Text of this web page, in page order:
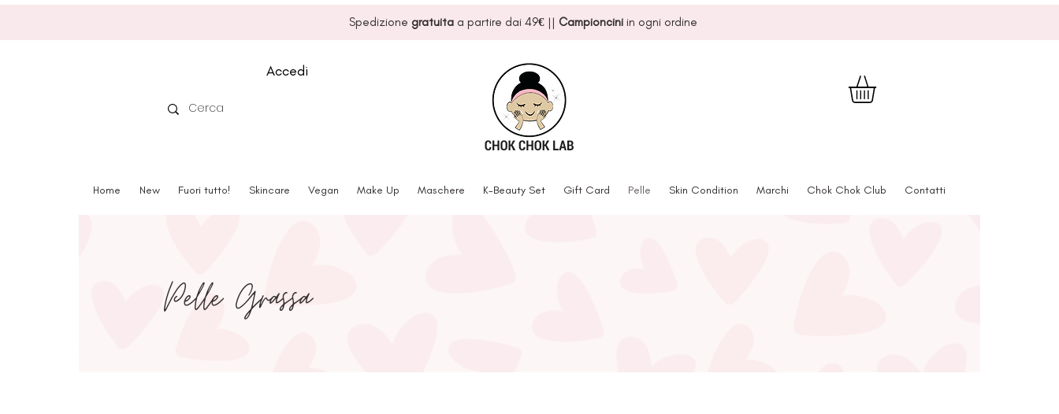
Spedizione gratuita a partire dai 49€ || Campioncini in ogni ordine
Accedi
Home New Fuori tutto! Skincare Vegan Make Up Maschere K-Beauty Set Gift Card Pelle Skin Condition Marchi Chok Chok Club Contatti
Pelle Grassa